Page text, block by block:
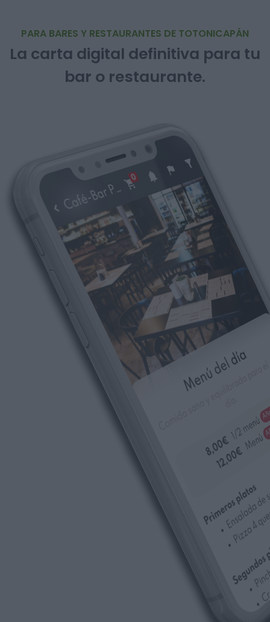
PARA BARES Y RESTAURANTES DE TOTONICAPÁN
La carta digital definitiva para tu
bar o restaurante.